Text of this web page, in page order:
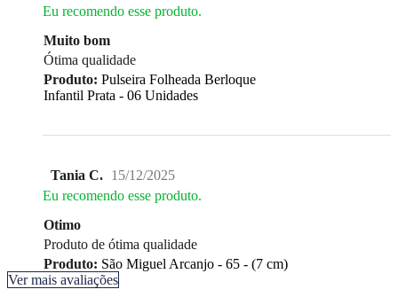
Eu recomendo esse produto.
Muito bom
Ótima qualidade
Produto: Pulseira Folheada Berloque
Infantil Prata - 06 Unidades
Tania C. 15/12/2025
Eu recomendo esse produto.
Otimo
Produto de ótima qualidade
Produto: São Miguel Arcanjo - 65 - (7 cm)
Ver mais avaliações